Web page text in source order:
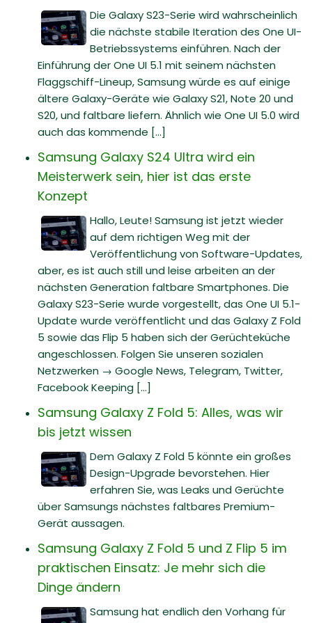
Die Galaxy S23-Serie wird wahrscheinlich
die nächste stabile Iteration des One UI-
Betriebssystems einführen. Nach der
Einführung der One UI 5.1 mit seinem nächsten
Flaggschiff-Lineup, Samsung würde es auf einige
ältere Galaxy-Geräte wie Galaxy S21, Note 20 und
S20, und faltbare liefern. Ähnlich wie One UI 5.0 wird
auch das kommende [...]
Samsung Galaxy S24 Ultra wird ein
Meisterwerk sein, hier ist das erste
Konzept
Hallo, Leute! Samsung ist jetzt wieder
auf dem richtigen Weg mit der
Veröffentlichung von Software-Updates,
aber, es ist auch still und leise arbeiten an der
nächsten Generation faltbare Smartphones. Die
Galaxy S23-Serie wurde vorgestellt, das One UI 5.1-
Update wurde veröffentlicht und das Galaxy Z Fold
5 sowie das Flip 5 haben sich der Gerüchteküche
angeschlossen. Folgen Sie unseren sozialen
Netzwerken → Google News, Telegram, Twitter,
Facebook Keeping [...]
Samsung Galaxy Z Fold 5: Alles, was wir
bis jetzt wissen
Dem Galaxy Z Fold 5 könnte ein großes
Design-Upgrade bevorstehen. Hier
erfahren Sie, was Leaks und Gerüchte
über Samsungs nächstes faltbares Premium-
Gerät aussagen.
Samsung Galaxy Z Fold 5 und Z Flip 5 im
praktischen Einsatz: Je mehr sich die
Dinge ändern
Samsung hat endlich den Vorhang für